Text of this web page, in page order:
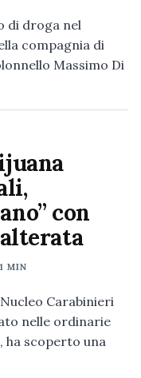
di droga nel
compagnia di
Massimo Di
con
1 MIN
Carabinieri
nelle ordinarie
scoperto una